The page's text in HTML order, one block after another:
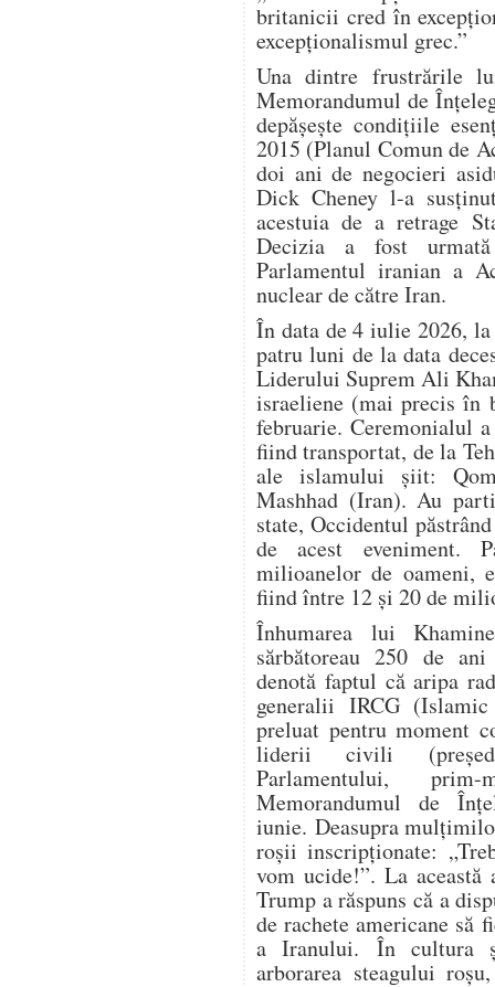
britanicii cred în
excepționalismul grec.”
Una dintre frustrările
Memorandumul de
depășește condițiile
2015 (Planul Comun de
doi ani de negocieri
Dick Cheney l-a
acestuia de a retrage
Decizia a fost
Parlamentul iranian a
nuclear de către Iran.
În data de 4 iulie 2026,
patru luni de la data
Liderului Suprem Ali
israeliene (mai precis în
februarie. Ceremonialul
fiind transportat, de la
ale islamului șiit:
Mashhad (Iran). Au
state, Occidentul
de acest eveniment.
milioanelor de oameni,
fiind între 12 și 20 de
Înhumarea lui
sărbătoreau 250 de
denotă faptul că aripa
generalii IRCG
preluat pentru moment
liderii civili
Parlamentului,
Memorandumul de
iunie. Deasupra
roșii inscripționate:
vom ucide!”. La această
Trump a răspuns că a
de rachete americane să
a Iranului. În cultura
arborarea steagului